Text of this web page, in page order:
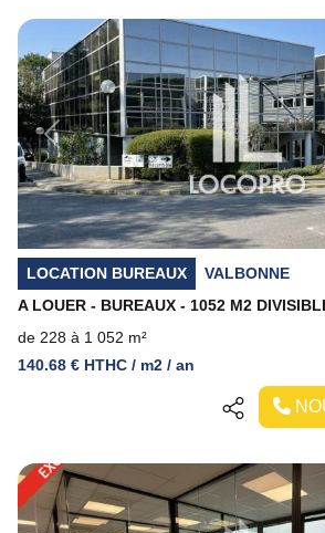
Previous
LOCATION BUREAUX
VALBONNE
de 228 à 1 052 m²
140.68 € HTHC / m2 / an